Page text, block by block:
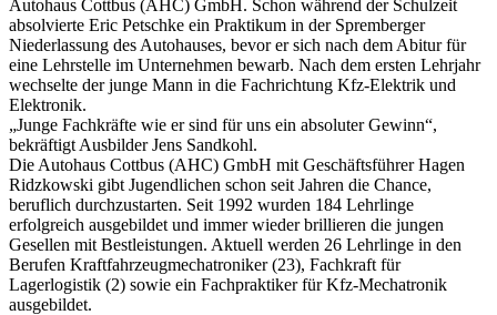
Autohaus Cottbus (AHC) GmbH. Schon während der Schulzeit
absolvierte Eric Petschke ein Praktikum in der Spremberger
Niederlassung des Autohauses, bevor er sich nach dem Abitur für
eine Lehrstelle im Unternehmen bewarb. Nach dem ersten Lehrjahr
wechselte der junge Mann in die Fachrichtung Kfz-Elektrik und
Elektronik.
„Junge Fachkräfte wie er sind für uns ein absoluter Gewinn“,
bekräftigt Ausbilder Jens Sandkohl.
Die Autohaus Cottbus (AHC) GmbH mit Geschäftsführer Hagen
Ridzkowski gibt Jugendlichen schon seit Jahren die Chance,
beruflich durchzustarten. Seit 1992 wurden 184 Lehrlinge
erfolgreich ausgebildet und immer wieder brillieren die jungen
Gesellen mit Bestleistungen. Aktuell werden 26 Lehrlinge in den
Berufen Kraftfahrzeugmechatroniker (23), Fachkraft für
Lagerlogistik (2) sowie ein Fachpraktiker für Kfz-Mechatronik
ausgebildet.